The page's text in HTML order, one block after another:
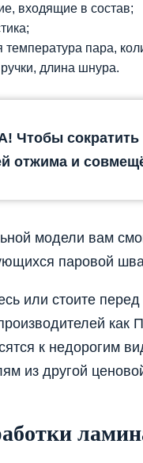
входящие в состав;
температура пара,
длина шнура.
Чтобы сократить
отжима и
модели вам
паровой
или стоите
к недорогим
из другой